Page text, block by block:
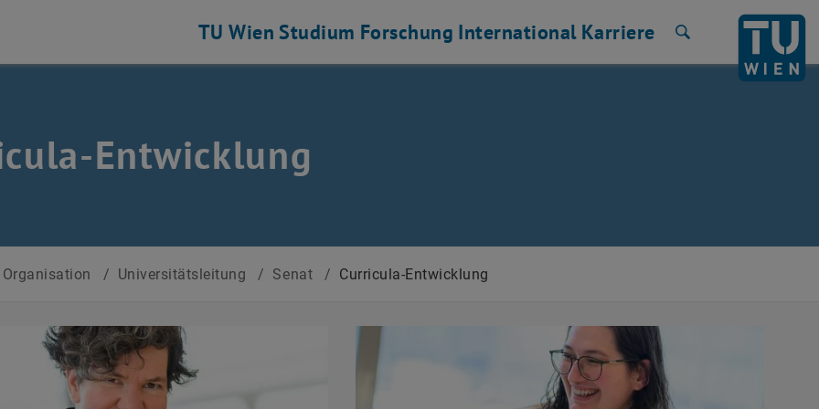
TU Wien Studium Forschung International Karriere
Entwicklung
Organisation / Universitätsleitung / Senat / Curricula-Entwicklung